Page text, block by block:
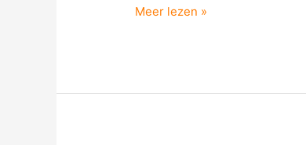
Meer lezen »